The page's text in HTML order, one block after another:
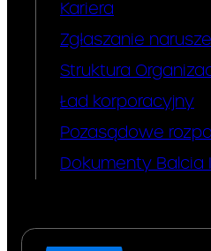
Kariera
Zgłaszanie
Struktura
Ład korporacyjny
Pozasądowe
Dokumenty Balcia